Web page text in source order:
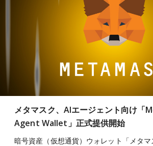
メタマスク、AIエージェント向け「
Agent Wallet」正式提供開始
暗号資産（仮想通貨）ウォレット「メタマ